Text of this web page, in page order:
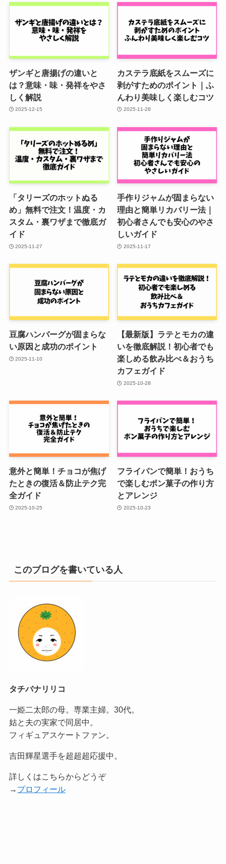
ザンギと唐揚げの違いと
は？意味・味・発祥をやさ
しく解説
2025-12-15
カステラ底紙をスムーズに
剥がすためのポイント｜ふ
んわり美味しく楽しむコツ
2025-11-28
「タリーズのホットぬる
め」無料で注文！温度・カ
スタム・裏ワザまで徹底ガ
イド
2025-11-27
手作りジャムが固まらない
理由と簡単リカバリー法｜
初心者さんでも安心のやさ
しいガイド
2025-11-17
豆腐ハンバーグが固まらな
い原因と成功のポイント
2025-11-10
【最新版】ラテとモカの違
いを徹底解説！初心者でも
楽しめる飲み比べ＆おうち
カフェガイド
2025-10-28
意外と簡単！チョコが焦げ
たときの復活＆防止テク完
全ガイド
2025-10-25
フライパンで簡単！おうち
で楽しむポン菓子の作り方
とアレンジ
2025-10-23
このブログを書いている人
タチバナリリコ
一姫二太郎の母。専業主婦。30代。
姑と夫の実家で同居中。
フィギュアスケートファン。
吉田輝星選手を超超超応援中。
詳しくはこちらからどうぞ
→ プロフィール